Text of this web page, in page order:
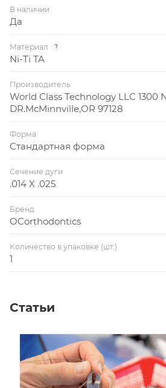
В наличии
Да
Материал ?
Ni-Ti TA
Производитель
World Class Technology LLC 1300
DR.McMinnville,OR 97128
Форма
Стандартная форма
Сечение дуги
.014 X .025
Бренд
OCorthodontics
Количество в упаковке (шт.)
1
Статьи